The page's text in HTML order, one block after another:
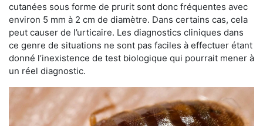
cutanées sous forme de prurit sont donc fréquentes avec
environ 5 mm à 2 cm de diamètre. Dans certains cas, cela
peut causer de l’urticaire. Les diagnostics cliniques dans
ce genre de situations ne sont pas faciles à effectuer étant
donné l’inexistence de test biologique qui pourrait mener à
un réel diagnostic.